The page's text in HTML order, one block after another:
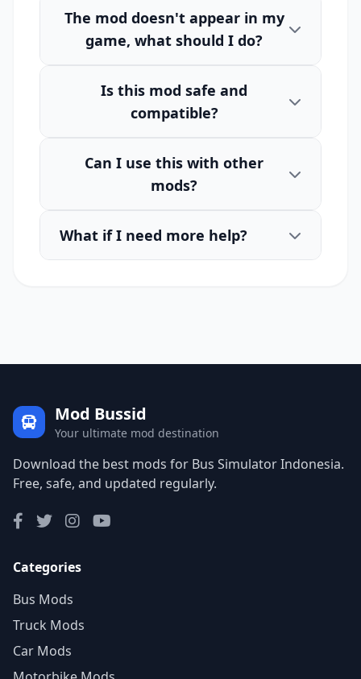
The mod doesn't appear in my
game, what should I do?
Is this mod safe and
compatible?
Can I use this with other
mods?
What if I need more help?
Mod Bussid
Your ultimate mod destination
Download the best mods for Bus Simulator Indonesia.
Free, safe, and updated regularly.
Categories
Bus Mods
Truck Mods
Car Mods